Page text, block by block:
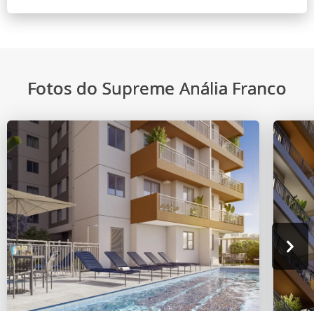
Fotos do Supreme Anália Franco